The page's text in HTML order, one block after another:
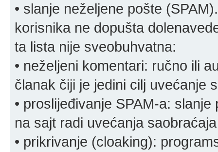
• slanje neželjene pošte
korisnika ne dopušta
ta lista nije sveobuhvatna:
• neželjeni komentari: ručno ili
članak čiji je jedini cilj uvećanje
• proslijeđivanje SPAM-a:
na sajt radi uvećanja
• prikrivanje (cloaking):